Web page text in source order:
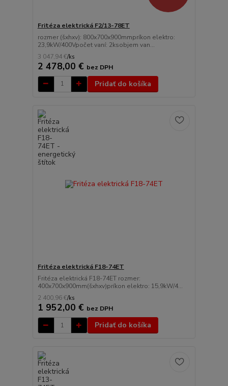
Fritéza elektrická F2/13-78ET
rozmer (šxhxv): 800x700x900mmpríkon elektro:
23,9kW/400Vpočet vaní: 2ksobjem van...
3 047,94 €/ks
2 478,00 € bez DPH
Pridať do košíka
Fritéza elektrická F18-74ET
Fritéza elektrická F18-74ET rozmer:
400x700x900mm(šxhxv)príkon elektro: 15,9kW/4...
2 400,96 €/ks
1 952,00 € bez DPH
Pridať do košíka